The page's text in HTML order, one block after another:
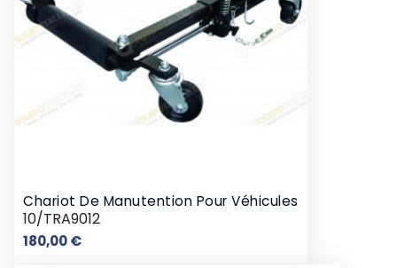
Chariot De Manutention Pour Véhicules
10/TRA9012
180,00 €Prix